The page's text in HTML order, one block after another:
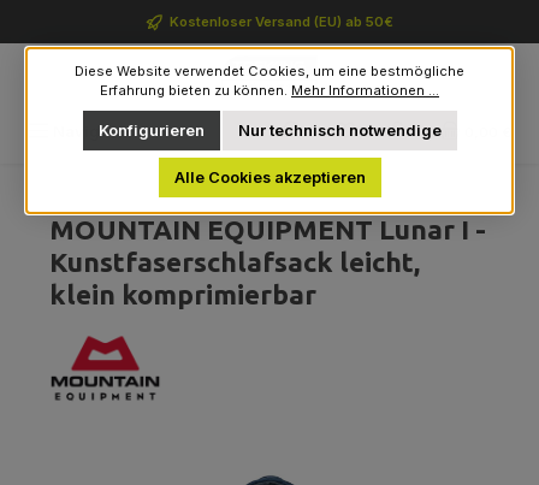
Zum Hauptinhalt springenKostenloser Versand (EU) ab 50€
Navigation Du hast 0 Produkte auf
MOUNTAIN EQUIPMENT Lunar I -
Kunstfaserschlafsack leicht,
klein komprimierbar
Diese Website verwendet Cookies, um eine bestmögliche
Erfahrung bieten zu können. Mehr Informationen ...
Nur technisch notwendige
Konfigurieren
Alle Cookies akzeptieren